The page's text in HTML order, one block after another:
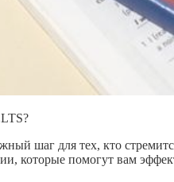
шаг для тех, кто
которые помогут вам